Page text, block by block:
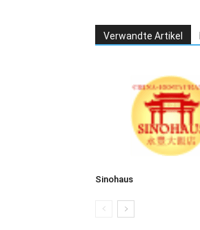
Verwandte Artikel
Sinohaus